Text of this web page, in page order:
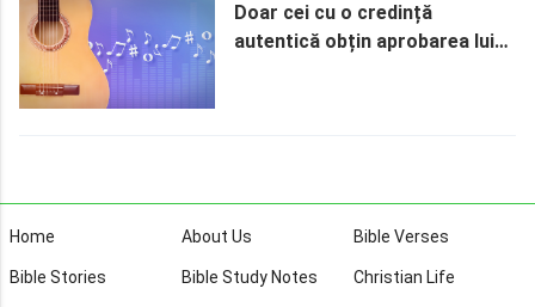
Doar cei cu o credință
autentică obțin aprobarea lui
Home About Us Bible Verses
Bible Stories Bible Study Notes Christian Life